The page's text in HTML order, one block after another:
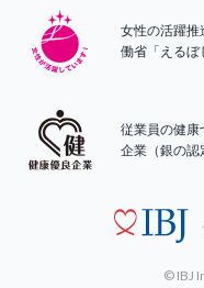
女性の活躍推
働省「えるぼ
従業員の健康
企業（銀の認
© IBJ